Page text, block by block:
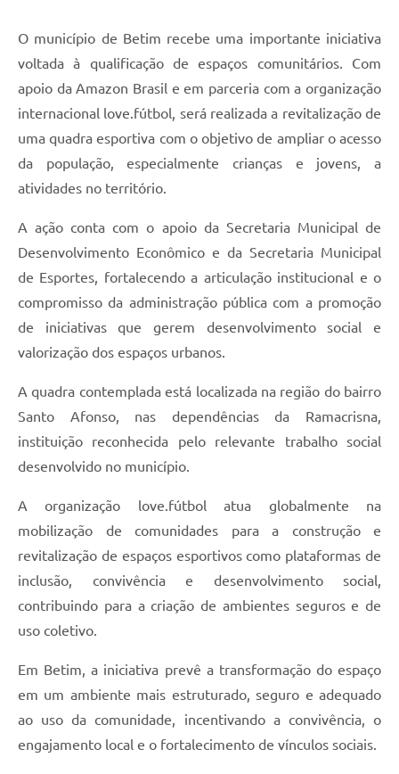
O município de Betim recebe uma importante iniciativa
voltada à qualificação de espaços comunitários. Com
apoio da Amazon Brasil e em parceria com a organização
internacional love.fútbol, será realizada a revitalização de
uma quadra esportiva com o objetivo de ampliar o acesso
da população, especialmente crianças e jovens, a
atividades no território.
A ação conta com o apoio da Secretaria Municipal de
Desenvolvimento Econômico e da Secretaria Municipal
de Esportes, fortalecendo a articulação institucional e o
compromisso da administração pública com a promoção
de iniciativas que gerem desenvolvimento social e
valorização dos espaços urbanos.
A quadra contemplada está localizada na região do bairro
Santo Afonso, nas dependências da Ramacrisna,
instituição reconhecida pelo relevante trabalho social
desenvolvido no município.
A organização love.fútbol atua globalmente na
mobilização de comunidades para a construção e
revitalização de espaços esportivos como plataformas de
inclusão, convivência e desenvolvimento social,
contribuindo para a criação de ambientes seguros e de
uso coletivo.
Em Betim, a iniciativa prevê a transformação do espaço
em um ambiente mais estruturado, seguro e adequado
ao uso da comunidade, incentivando a convivência, o
engajamento local e o fortalecimento de vínculos sociais.